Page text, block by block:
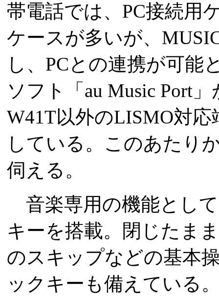
帯電話では、PC接続用
ケースが多いが、
し、PCとの連携が可能
ソフト「au Music Port
W41T以外のLISMO対
している。このあたり
伺える。
音楽専用の機能とし
キーを搭載。閉じたま
のスキップなどの基本
ックキーも備えている